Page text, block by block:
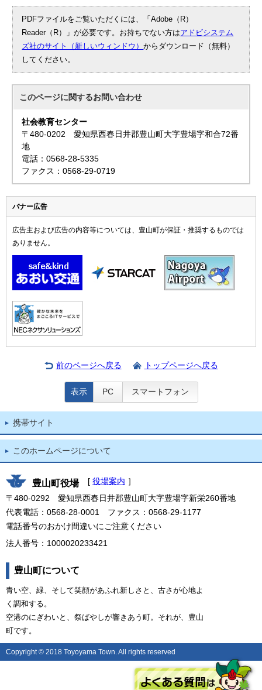
PDFファイルをご覧いただくには、「Adobe（R）
Reader（R）」が必要です。お持ちでない方はアドビシステム
ズ社のサイト（新しいウィンドウ）からダウンロード（無料）
してください。
このページに関するお問い合わせ
社会教育センター
〒480-0202 愛知県西春日井郡豊山町大字豊場字和合72番
地
電話：0568-28-5335
ファクス：0568-29-0719
バナー広告
広告主および広告の内容等については、豊山町が保証・推奨するものでは
ありません。
前のページへ戻る トップページへ戻る
表示 PC スマートフォン
携帯サイト
このホームページについて
豊山町役場 [ 役場案内 ］
〒480-0292 愛知県西春日井郡豊山町大字豊場字新栄260番地
代表電話：0568-28-0001 ファクス：0568-29-1177
電話番号のおかけ間違いにご注意ください
法人番号：1000020233421
豊山町について
青い空、緑、そして笑顔があふれ新しさと、古さが心地よ
く調和する。
空港のにぎわいと、祭ばやしが響きあう町。それが、豊山
町です。
Copyright © 2018 Toyoyama Town. All rights reserved